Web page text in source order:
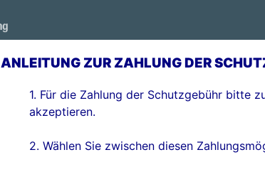
ANLEITUNG ZUR ZAHLUNG DER
1. Für die Zahlung der Schutzgebühr bitte
akzeptieren.
2. Wählen Sie zwischen diesen